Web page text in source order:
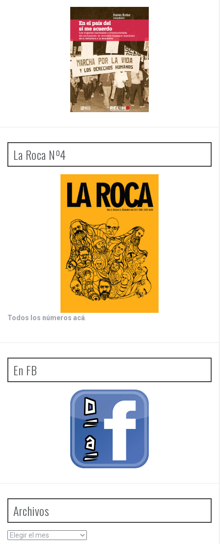
La Roca Nº4
Todos los números acá
En FB
Archivos
Archivos